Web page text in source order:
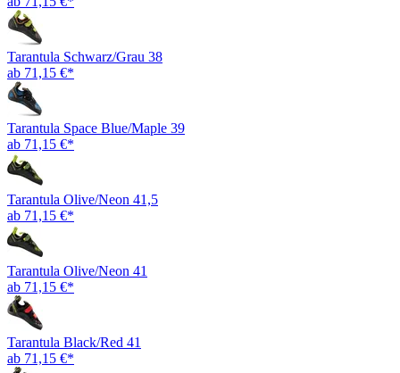
Tarantula Schwarz/Grau 38
ab 71,15 €*
Tarantula Space Blue/Maple 39
ab 71,15 €*
Tarantula Olive/Neon 41,5
ab 71,15 €*
Tarantula Olive/Neon 41
ab 71,15 €*
Tarantula Black/Red 41
ab 71,15 €*